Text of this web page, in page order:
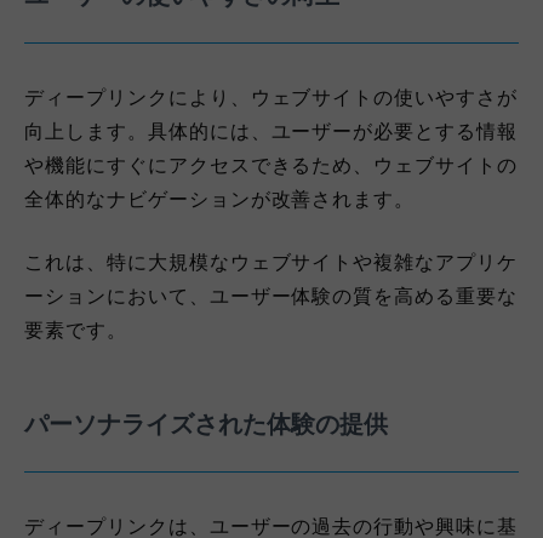
ディープリンクにより、ウェブサイトの使いやすさが
向上します。具体的には、ユーザーが必要とする情報
や機能にすぐにアクセスできるため、ウェブサイトの
全体的なナビゲーションが改善されます。
これは、特に大規模なウェブサイトや複雑なアプリケ
ーションにおいて、ユーザー体験の質を高める重要な
要素です。
パーソナライズされた体験の提供
ディープリンクは、ユーザーの過去の行動や興味に基